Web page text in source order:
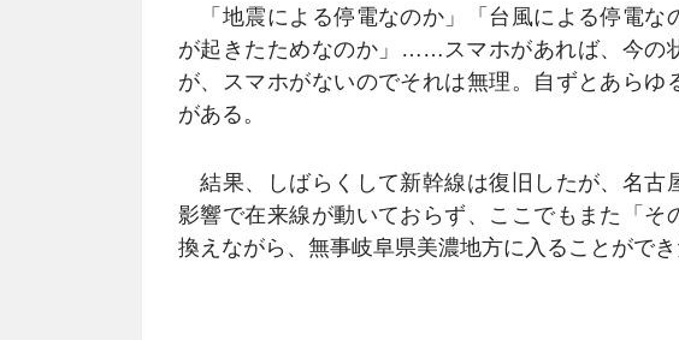
「地震による停電なのか」「台風による停電な
が起きたためなのか」……スマホがあれば、今の
が、スマホがないのでそれは無理。自ずとあらゆ
がある。
結果、しばらくして新幹線は復旧したが、名古
影響で在来線が動いておらず、ここでもまた「そ
換えながら、無事岐阜県美濃地方に入ることができ